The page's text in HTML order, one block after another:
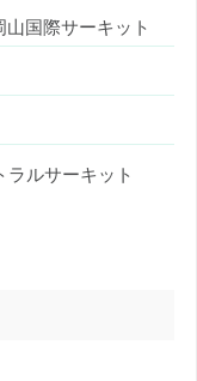
山国際サーキット
ラルサーキット